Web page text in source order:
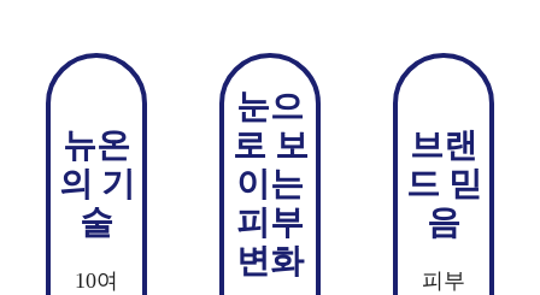
뉴온
의 기
술
10여
눈으
로 보
이는
피부
변화
브랜
드 믿
음
피부